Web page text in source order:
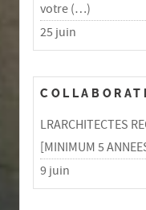
votre (…)
25 juin
LRARCHITECTES
[MINIMUM 5
9 juin